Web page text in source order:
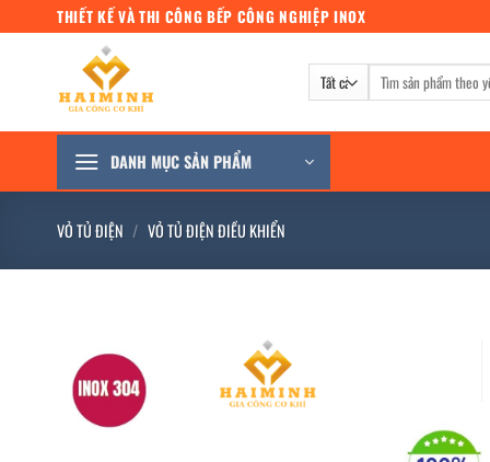
qua
THIẾT KẾ VÀ THI CÔNG BẾP CÔNG NGHIỆP INOX
Tìm
kiếm:
DANH MỤC SẢN PHẨM
VỎ TỦ ĐIỆN / VỎ TỦ ĐIỆN ĐIỀU KHIỂN